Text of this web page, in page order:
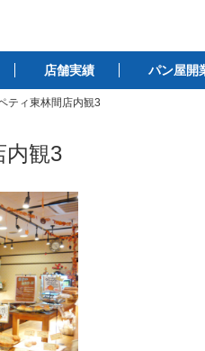
ー
！！ ベーカリー開業支援
店舗実績 パン屋開
ティ東林間店内観3
内観3